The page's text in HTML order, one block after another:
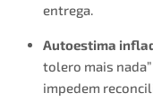
entrega.
Autoestima
tolero mais
impedem